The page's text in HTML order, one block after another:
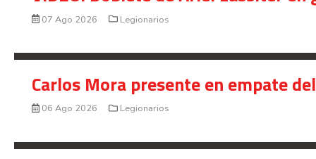
07 Ago 2026 Legionarios
Carlos Mora presente en empate
06 Ago 2026 Legionarios